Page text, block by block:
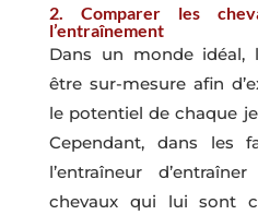
2. Comparer les
l’entraînement
Dans un monde idéal,
être sur-mesure afin
le potentiel de chaque
Cependant, dans les
l’entraîneur
chevaux qui lui sont